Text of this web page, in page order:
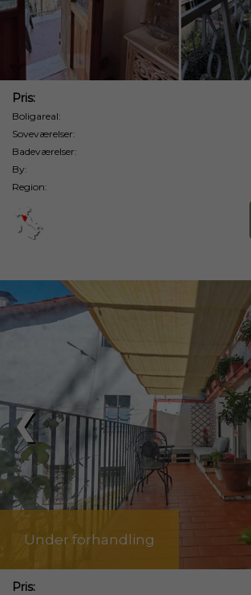
Pris:
Boligareal:
Soveværelser:
Badeværelser:
By:
Region:
❮
Under forhandling
Pris: